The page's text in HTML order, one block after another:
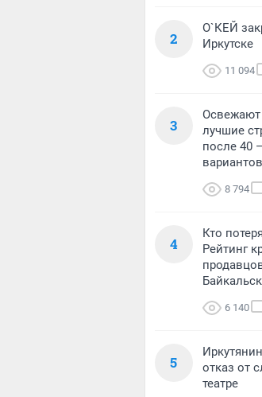
2
О`КЕЙ
Иркутске
11 094
3
лучшие
после 40
8 794
4
Кто
Рейтинг
6 140
5
отказ от
театре